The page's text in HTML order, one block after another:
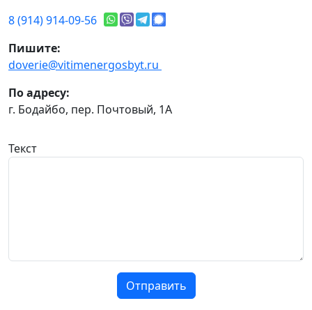
8 (914) 914-09-56
Пишите:
doverie@vitimenergosbyt.ru
По адресу:
г. Бодайбо, пер. Почтовый, 1А
Текст
Отправить